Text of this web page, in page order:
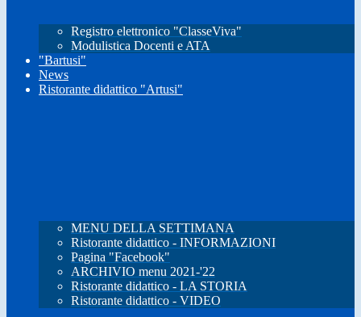
Registro elettronico "ClasseViva"
Modulistica Docenti e ATA
"Bartusi"
News
Ristorante didattico "Artusi"
MENU DELLA SETTIMANA
Ristorante didattico - INFORMAZIONI
Pagina "Facebook"
ARCHIVIO menu 2021-'22
Ristorante didattico - LA STORIA
Ristorante didattico - VIDEO